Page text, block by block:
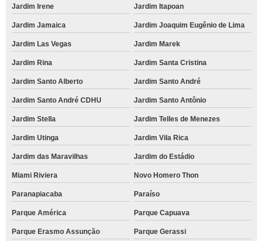
Jardim Irene Jardim Itapoan
Jardim Jamaica Jardim Joaquim Eugênio de Lima
Jardim Las Vegas Jardim Marek
Jardim Rina Jardim Santa Cristina
Jardim Santo Alberto Jardim Santo André
Jardim Santo André CDHU Jardim Santo Antônio
Jardim Stella Jardim Telles de Menezes
Jardim Utinga Jardim Vila Rica
Jardim das Maravilhas Jardim do Estádio
Miami Riviera Novo Homero Thon
Paranapiacaba Paraíso
Parque América Parque Capuava
Parque Erasmo Assunção Parque Gerassi